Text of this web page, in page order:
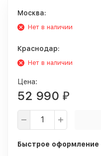
Москва:
Нет в наличии
Краснодар:
Нет в наличии
Цена:
52 990 ₽
Быстрое оформление